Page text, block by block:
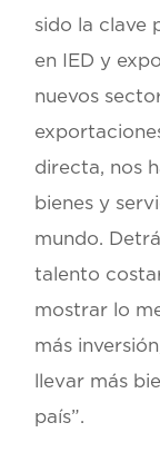
sido la clave
en IED y
nuevos
directa, nos
bienes y
mundo.
talento
mostrar lo
más
llevar más
país”.